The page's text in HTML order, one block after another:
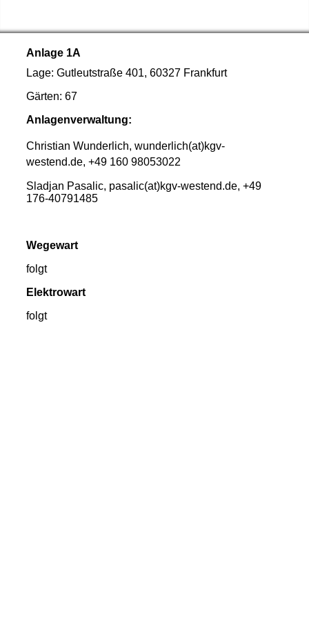
Anlage 1A
Lage: Gutleutstraße 401, 60327 Frankfurt
Gärten: 67
Anlagenverwaltung:
Christian Wunderlich, wunderlich(at)kgv-
westend.de, +49 160 98053022
Sladjan Pasalic, pasalic(at)kgv-westend.de, +49
176-40791485
Wegewart
folgt
Elektrowart
folgt